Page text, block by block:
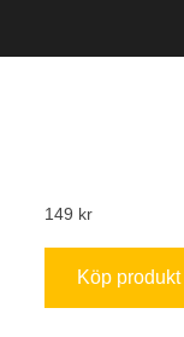
149 kr
Köp produkt